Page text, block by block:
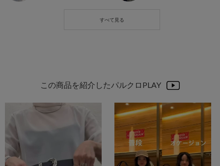
この商品を紹介したパルクロPLAY